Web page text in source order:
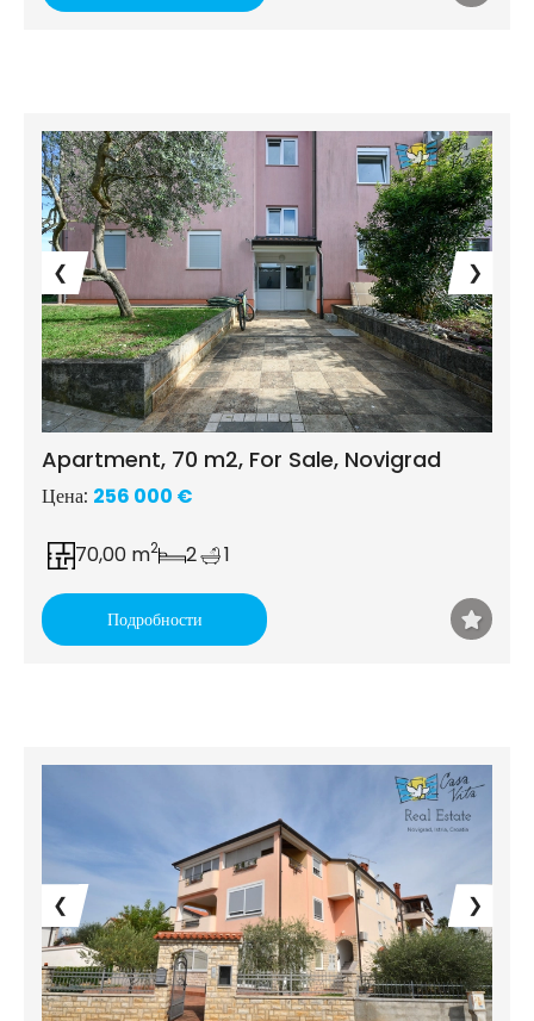
❮ ❯
Apartment, 70 m2, For Sale, Novigrad
Цена: 256 000 €
70,00 m2 2 1
Подробности
❮ ❯